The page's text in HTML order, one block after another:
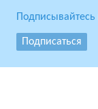
Подписаться